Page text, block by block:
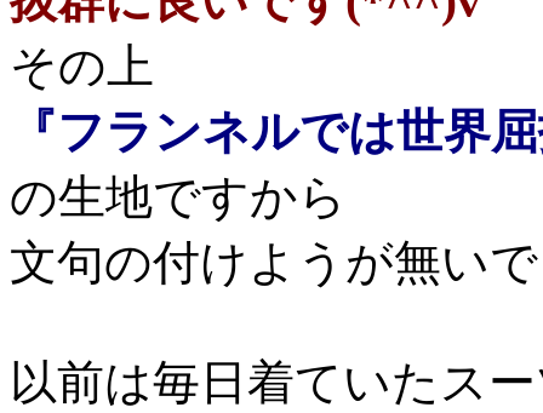
その上
『フランネルでは世界
の生地ですから
文句の付けようが無い
以前は毎日着ていたス